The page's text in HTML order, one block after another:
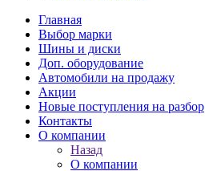
Главная
Выбор марки
Шины и диски
Доп. оборудование
Автомобили на продажу
Акции
Новые поступления на разбор
Контакты
О компании
Назад
О компании